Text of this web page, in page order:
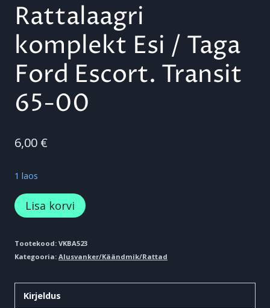
Rattalaagri
komplekt Esi / Taga
Ford Escort. Transit
65-00
6,00 €
1 laos
Rattalaagri
komplekt
Esi
/
Taga
Ford
Lisa korvi
Tootekood: VKBA523
Kategooria: Alusvanker/Käändmik/Rattad
Kirjeldus